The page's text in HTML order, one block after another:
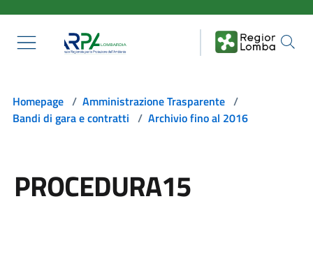
Homepage / Amministrazione Trasparente /
Bandi di gara e contratti / Archivio fino al 2016
PROCEDURA15